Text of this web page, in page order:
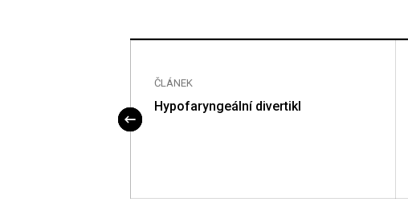
ČLÁNEK
Hypofaryngeální divertikl